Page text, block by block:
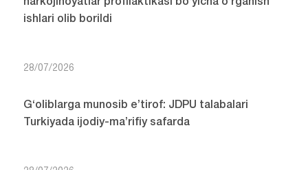
narkojinoyatlar profilaktikasi bo‘yicha o‘rganish
ishlari olib borildi
28/07/2026
G‘oliblarga munosib e’tirof: JDPU talabalari
Turkiyada ijodiy-ma’rifiy safarda